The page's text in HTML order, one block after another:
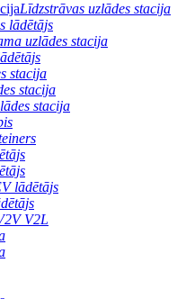
Līdzstrāvas uzlādes stacija
lādētājs
uzlādes stacija
stacija
stacija
stacija
lādētājs
V2L